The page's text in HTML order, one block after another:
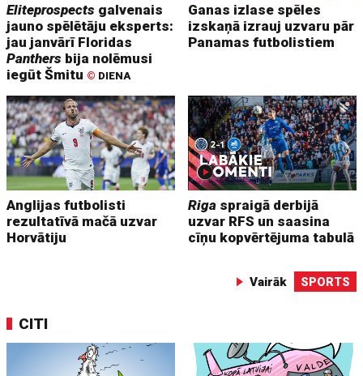
Eliteprospects galvenais
jauno spēlētāju eksperts:
jau janvārī Floridas
Panthers bija nolēmusi
iegūt Šmitu © DIENA
Ganas izlase spēles
izskaņā izrauj uzvaru pār
Panamas futbolistiem
Anglijas futbolisti
rezultatīvā mačā uzvar
Horvātiju
Riga spraigā derbijā
uzvar RFS un saasina
cīņu kopvērtējuma tabulā
Vairāk SPORTS
CITI